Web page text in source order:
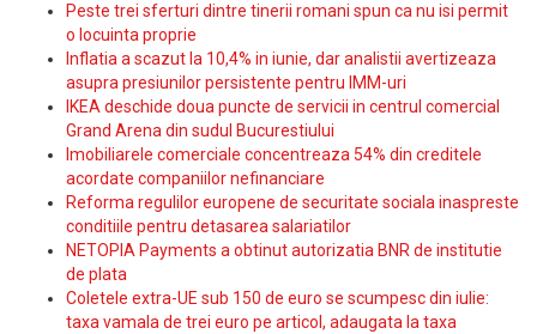
Peste trei sferturi dintre tinerii romani spun ca nu isi permit
o locuinta proprie
Inflatia a scazut la 10,4% in iunie, dar analistii avertizeaza
asupra presiunilor persistente pentru IMM-uri
IKEA deschide doua puncte de servicii in centrul comercial
Grand Arena din sudul Bucurestiului
Imobiliarele comerciale concentreaza 54% din creditele
acordate companiilor nefinanciare
Reforma regulilor europene de securitate sociala inaspreste
conditiile pentru detasarea salariatilor
NETOPIA Payments a obtinut autorizatia BNR de institutie
de plata
Coletele extra-UE sub 150 de euro se scumpesc din iulie:
taxa vamala de trei euro pe articol, adaugata la taxa